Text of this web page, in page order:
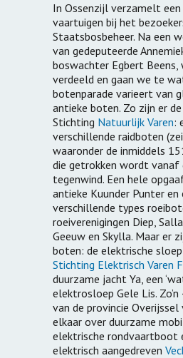
In Ossenzijl verzamelt
vaartuigen bij het
Staatsbosbeheer. Na een
van gedeputeerde
boswachter Egbert Beens,
verdeeld en gaan we te
botenparade varieert van
antieke boten. Zo zijn er
Stichting Natuurlijk Varen:
verschillende raidboten
waaronder de inmiddels
die getrokken wordt vanaf
tegenwind. Een hele
antieke Kuunder Punter en
verschillende types
roeiverenigingen Diep,
Geeuw en Skylla. Maar er
boten: de elektrische
Stichting Elektrisch Varen
duurzame jacht Ya, een
elektrosloep Gele Lis. Zo’n
van de provincie
elkaar over duurzame
elektrische rondvaartboot
elektrisch aangedreven